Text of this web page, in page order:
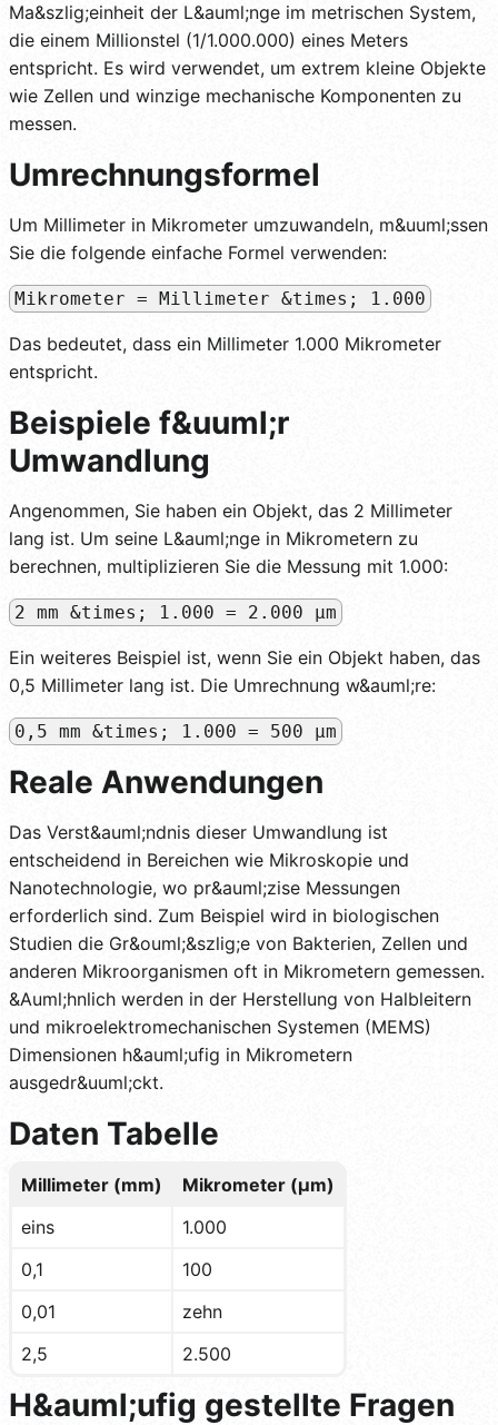
Ma&szlig;einheit der L&auml;nge im metrischen System,
die einem Millionstel (1/1.000.000) eines Meters
entspricht. Es wird verwendet, um extrem kleine Objekte
wie Zellen und winzige mechanische Komponenten zu
messen.
Umrechnungsformel
Um Millimeter in Mikrometer umzuwandeln, m&uuml;ssen
Sie die folgende einfache Formel verwenden:
Mikrometer = Millimeter &times; 1.000
Das bedeutet, dass ein Millimeter 1.000 Mikrometer
entspricht.
Beispiele f&uuml;r
Umwandlung
Angenommen, Sie haben ein Objekt, das 2 Millimeter
lang ist. Um seine L&auml;nge in Mikrometern zu
berechnen, multiplizieren Sie die Messung mit 1.000:
2 mm &times; 1.000 = 2.000 µm
Ein weiteres Beispiel ist, wenn Sie ein Objekt haben, das
0,5 Millimeter lang ist. Die Umrechnung w&auml;re:
0,5 mm &times; 1.000 = 500 µm
Reale Anwendungen
Das Verst&auml;ndnis dieser Umwandlung ist
entscheidend in Bereichen wie Mikroskopie und
Nanotechnologie, wo pr&auml;zise Messungen
erforderlich sind. Zum Beispiel wird in biologischen
Studien die Gr&ouml;&szlig;e von Bakterien, Zellen und
anderen Mikroorganismen oft in Mikrometern gemessen.
&Auml;hnlich werden in der Herstellung von Halbleitern
und mikroelektromechanischen Systemen (MEMS)
Dimensionen h&auml;ufig in Mikrometern
ausgedr&uuml;ckt.
Daten Tabelle
Millimeter (mm)
Mikrometer (µm)
eins
1.000
0,1
100
0,01
zehn
2,5
2.500
H&auml;ufig gestellte Fragen